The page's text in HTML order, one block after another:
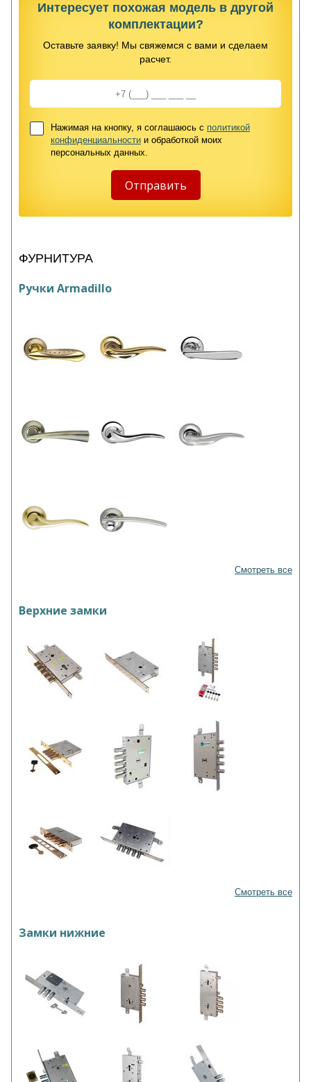
Интересует похожая модель в другой
комплектации?
Оставьте заявку! Мы свяжемся с вами и сделаем
расчет.
Нажимая на кнопку, я соглашаюсь с политикой
конфиденциальности и обработкой моих
персональных данных.
ФУРНИТУРА
Ручки Armadillo
Смотреть все
Верхние замки
Смотреть все
Замки нижние